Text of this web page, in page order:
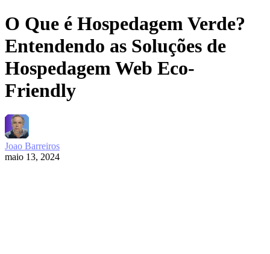
O Que é Hospedagem Verde?
Entendendo as Soluções de
Hospedagem Web Eco-
Friendly
Joao Barreiros
maio 13, 2024